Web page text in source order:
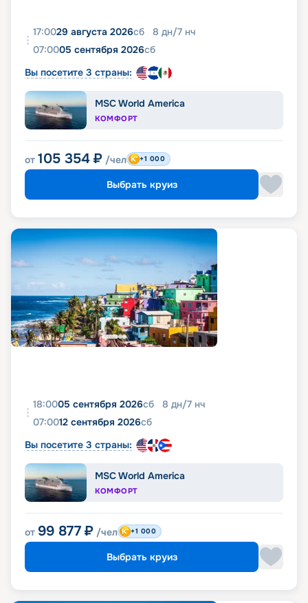
17:0029 августа 2026сб 8 дн/7 нч
07:0005 сентября 2026сб
Вы посетите 3 страны:
MSC World America
КОМФОРТ
от 105 354 ₽ /чел +1 000
Выбрать круиз
18:0005 сентября 2026сб 8 дн/7 нч
07:0012 сентября 2026сб
Вы посетите 3 страны:
MSC World America
КОМФОРТ
от 99 877 ₽ /чел +1 000
Выбрать круиз